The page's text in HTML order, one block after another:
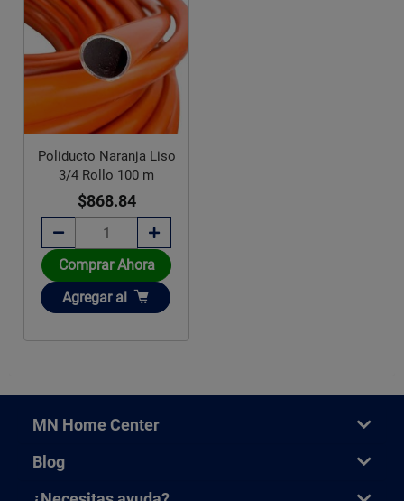
Poliducto Naranja Liso
3/4 Rollo 100 m
$868.84
Comprar Ahora
Añadir
Agregar al
MN Home Center
Blog